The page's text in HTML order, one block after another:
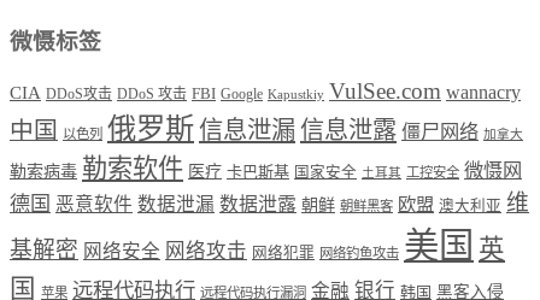
微慑标签
CIA DDoS攻击 DDoS 攻击 FBI Google Kapustkiy VulSee.com wannacry
中国 以色列 俄罗斯信息泄漏信息泄露 僵尸网络 加拿大
勒索病毒 勒索软件 医疗 卡巴斯基 国家安全 土耳其 工控安全 微慑网
德国 恶意软件 数据泄漏 数据泄露 朝鲜 朝鲜黑客 欧盟 澳大利亚 维
基解密 网络安全 网络攻击 网络犯罪 网络钓鱼攻击 美国 英
国
苹果 远程代码执行 远程代码执行漏洞 金融 银行 韩国 黑客入侵